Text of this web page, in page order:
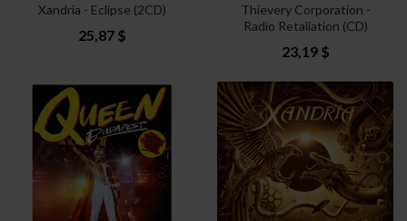
Xandria - Eclipse (2CD)
25,87 $
Thievery Corporation -
Radio Retaliation (CD)
23,19 $